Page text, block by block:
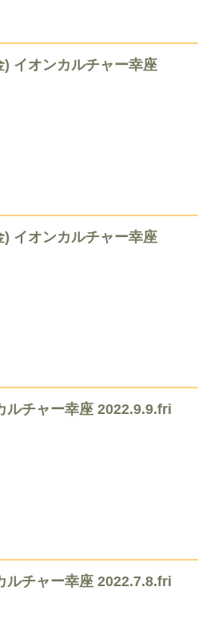
) イオンカルチャー幸座
) イオンカルチャー幸座
ルチャー幸座 2022.9.9.fri
ルチャー幸座 2022.7.8.fri